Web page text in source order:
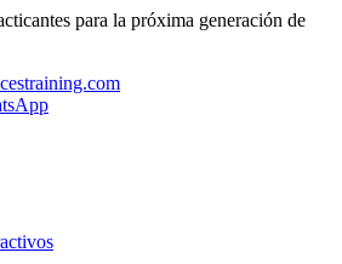
para la próxima generación de